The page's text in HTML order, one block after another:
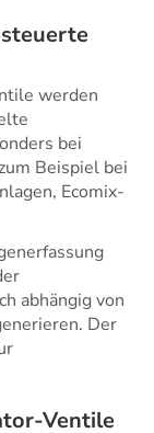
werden
bei
Beispiel bei
Ecomix-
abhängig von
Der
Ventile